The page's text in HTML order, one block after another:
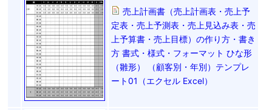
売上計画書（売上計画表・売上予
定表・売上予測表・売上見込み表・売
上予算書・売上目標）の作り方・書き
方 書式・様式・フォーマット ひな形
（雛形） （顧客別・年別）テンプレ
ート01（エクセル Excel）